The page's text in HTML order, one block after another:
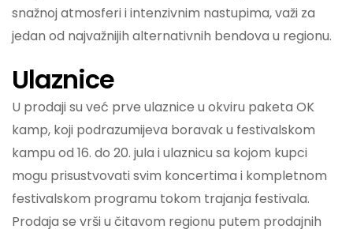
snažnoj atmosferi i intenzivnim nastupima, važi za
jedan od najvažnijih alternativnih bendova u regionu.
Ulaznice
U prodaji su već prve ulaznice u okviru paketa OK
kamp, koji podrazumijeva boravak u festivalskom
kampu od 16. do 20. jula i ulaznicu sa kojom kupci
mogu prisustvovati svim koncertima i kompletnom
festivalskom programu tokom trajanja festivala.
Prodaja se vrši u čitavom regionu putem prodajnih